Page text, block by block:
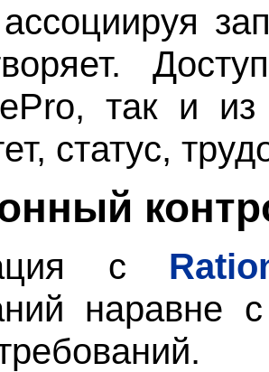
ассоциируя
так и
статус,
с
наравне